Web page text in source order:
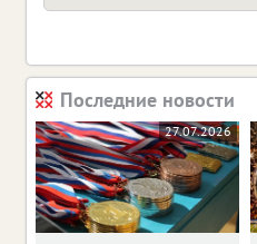
Последние новости
27.07.2026